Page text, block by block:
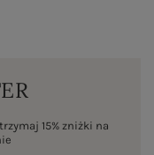
15% zniżki na